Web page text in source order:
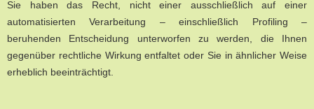
Sie haben das Recht, nicht einer ausschließlich auf einer
automatisierten Verarbeitung – einschließlich Profiling –
beruhenden Entscheidung unterworfen zu werden, die Ihnen
gegenüber rechtliche Wirkung entfaltet oder Sie in ähnlicher Weise
erheblich beeinträchtigt.